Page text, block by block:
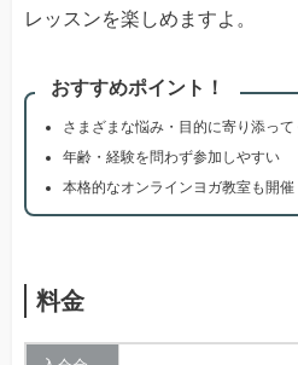
レッスンを楽しめますよ。
おすすめポイント！
さまざまな悩み・目的に寄り添って
年齢・経験を問わず参加しやすい
本格的なオンラインヨガ教室も開催
料金